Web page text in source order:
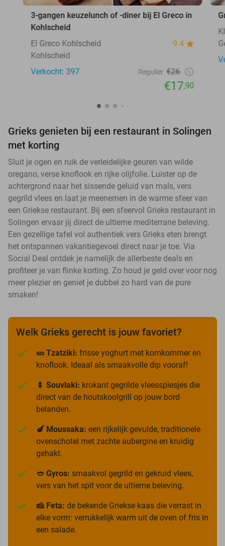
3-gangen keuzelunch of -diner bij El Greco in
Kohlscheid
El Greco Kohlscheid
9.4
Kohlscheid
Verkocht: 397
Regulier €26
€17,90
Grieks genieten bij een restaurant in Solingen
met korting
Sluit je ogen en ruik de verleidelijke geuren van wilde
oregano, verse knoflook en rijke olijfolie. Luister op de
achtergrond naar het sissende geluid van mals, vers
gegrild vlees en laat je meenemen in de warme sfeer van
een Griekse restaurant. Bij een sfeervol Grieks restaurant in
Solingen ervaar jij direct de ultieme mediterrane beleving.
Een gezellige tafel vol authentiek vers Grieks eten brengt
het ontspannen vakantiegevoel direct naar je toe. Via
Social Deal ontdek je namelijk de allerbeste deals en
profiteer je van flinke korting. Zo houd je geld over voor nog
meer plezier en geniet je dubbel zo hard van de pure
smaken!
Welk Grieks gerecht is jouw favoriet?
🥒 Tzatziki: frisse yoghurt met komkommer en
knoflook. Ideaal als smaakvolle dip vooraf!
🍢 Souvlaki: krokant gegrilde vleesspiesjes die
direct van de houtskoolgrill op jouw bord
belanden.
🍆 Moussaka: een rijkelijk gevulde, traditionele
ovenschotel met zachte aubergine en kruidig
gehakt.
🥙 Gyros: smaakvol gegrild en gekruid vlees,
vers van het spit voor de ultieme beleving.
🧀 Feta: de bekende Griekse kaas die verrast in
elke vorm: verrukkelijk warm uit de oven of fris in
een salade.